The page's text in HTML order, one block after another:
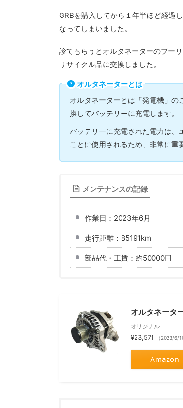
GRBを購入してから１年半ほど経過
なってしまいました。
診てもらうとオルタネーターのプー
リサイクル品に交換しました。
オルタネーターとは
オルタネーターとは「発電機」
換してバッテリーに充電します。
バッテリーに充電された電力は、
ことに使用されるため、非常に重
メンテナンスの記録
作業日：2023年6月
走行距離：85191km
部品代・工賃：約50000円
オルタネータ
オリジナル
¥23,571 （2023/6/
Amazon